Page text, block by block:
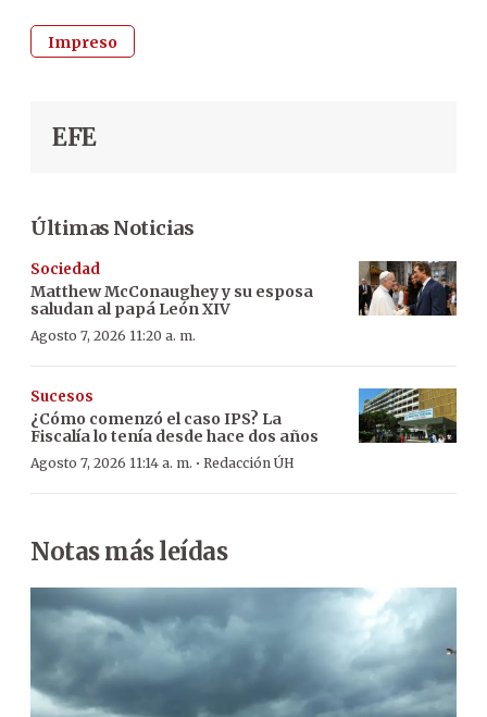
Impreso
EFE
Últimas Noticias
Sociedad
Matthew McConaughey y su esposa
saludan al papá León XIV
Agosto 7, 2026 11:20 a. m.
Sucesos
¿Cómo comenzó el caso IPS? La
Fiscalía lo tenía desde hace dos años
Agosto 7, 2026 11:14 a. m. · Redacción ÚH
Notas más leídas